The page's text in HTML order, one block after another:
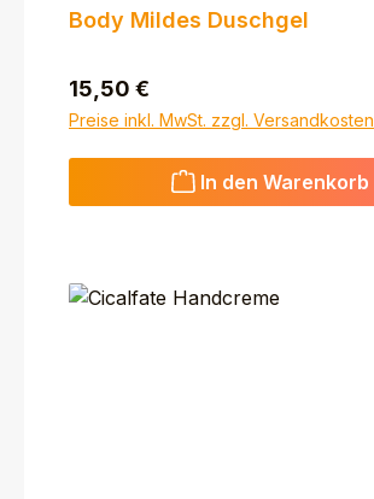
Body Mildes Duschgel
Regulärer Preis:
15,50 €
Preise inkl. MwSt. zzgl. Versandkosten
In den Warenkorb